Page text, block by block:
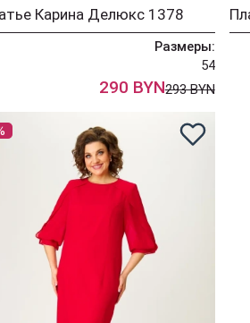
Карина Делюкс 1378
Размеры:
54
290 BYN293 BYN